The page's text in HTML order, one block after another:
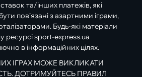
та/інших платежів, які
пов’язані з азартними іграми,
Будь-які матеріали
ресурсі sport-express.ua
в інформаційних цілях.
ІГРАХ МОЖЕ ВИКЛИКАТИ
ДОТРИМУЙТЕСЬ ПРАВИЛ